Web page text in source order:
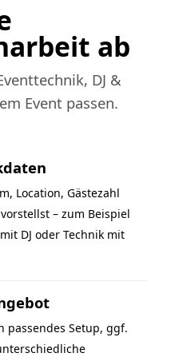
ab
DJ &
Event passen.
Location, Gästezahl
– zum Beispiel
DJ oder Technik mit
passendes Setup, ggf.